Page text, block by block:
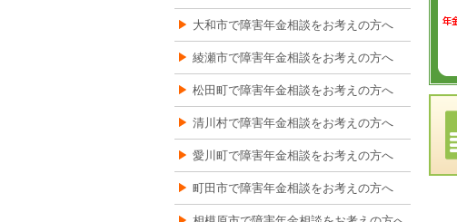
大和市で障害年金相談をお考えの方へ
綾瀬市で障害年金相談をお考えの方へ
松田町で障害年金相談をお考えの方へ
清川村で障害年金相談をお考えの方へ
愛川町で障害年金相談をお考えの方へ
町田市で障害年金相談をお考えの方へ